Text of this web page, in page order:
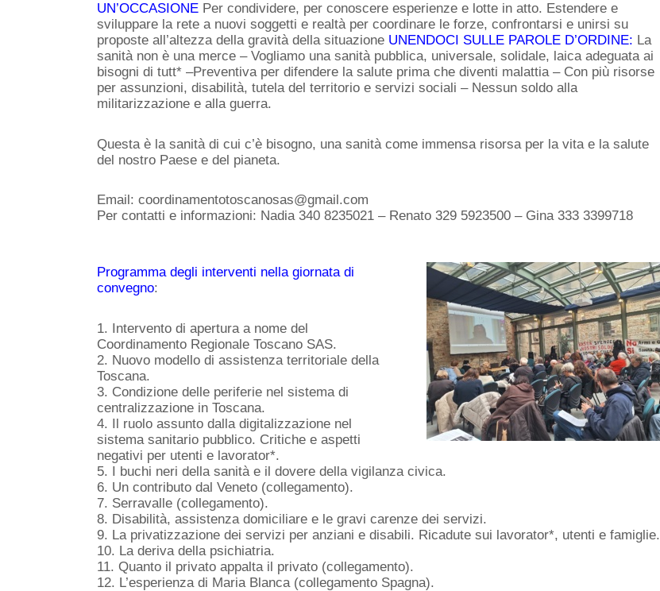
UN’OCCASIONE Per condividere, per conoscere esperienze e lotte in atto. Estendere e
sviluppare la rete a nuovi soggetti e realtà per coordinare le forze, confrontarsi e unirsi su
proposte all’altezza della gravità della situazione UNENDOCI SULLE PAROLE D’ORDINE: La
sanità non è una merce – Vogliamo una sanità pubblica, universale, solidale, laica adeguata ai
bisogni di tutt* –Preventiva per difendere la salute prima che diventi malattia – Con più risorse
per assunzioni, disabilità, tutela del territorio e servizi sociali – Nessun soldo alla
militarizzazione e alla guerra.
Questa è la sanità di cui c’è bisogno, una sanità come immensa risorsa per la vita e la salute
del nostro Paese e del pianeta.
Email: coordinamentotoscanosas@gmail.com
Per contatti e informazioni: Nadia 340 8235021 – Renato 329 5923500 – Gina 333 3399718
Programma degli interventi nella giornata di
convegno:
1. Intervento di apertura a nome del
Coordinamento Regionale Toscano SAS.
2. Nuovo modello di assistenza territoriale della
Toscana.
3. Condizione delle periferie nel sistema di
centralizzazione in Toscana.
4. Il ruolo assunto dalla digitalizzazione nel
sistema sanitario pubblico. Critiche e aspetti
negativi per utenti e lavorator*.
5. I buchi neri della sanità e il dovere della vigilanza civica.
6. Un contributo dal Veneto (collegamento).
7. Serravalle (collegamento).
8. Disabilità, assistenza domiciliare e le gravi carenze dei servizi.
9. La privatizzazione dei servizi per anziani e disabili. Ricadute sui lavorator*, utenti e famiglie.
10. La deriva della psichiatria.
11. Quanto il privato appalta il privato (collegamento).
12. L’esperienza di Maria Blanca (collegamento Spagna).